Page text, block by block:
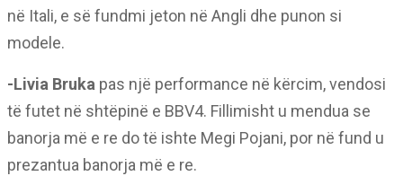
në Itali, e së fundmi jeton në Angli dhe punon si
modele.
-Livia Bruka pas një performance në kërcim, vendosi
të futet në shtëpinë e BBV4. Fillimisht u mendua se
banorja më e re do të ishte Megi Pojani, por në fund u
prezantua banorja më e re.